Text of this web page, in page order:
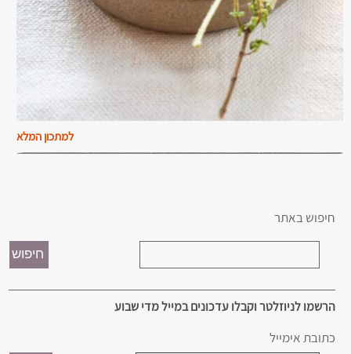
למתכון המלא
חיפוש באתר
הרשמו לניוזלטר וקבלו עדכונים במייל מדי שבוע
כתובת אימייל